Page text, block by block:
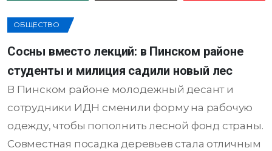
ОБЩЕСТВО
Сосны вместо лекций: в Пинском районе
студенты и милиция садили новый лес
В Пинском районе молодежный десант и
сотрудники ИДН сменили форму на рабочую
одежду, чтобы пополнить лесной фонд страны.
Совместная посадка деревьев стала отличным